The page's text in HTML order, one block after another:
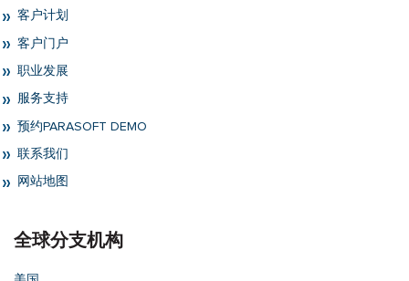
客户计划
客户门户
职业发展
服务支持
预约PARASOFT DEMO
联系我们
网站地图
全球分支机构